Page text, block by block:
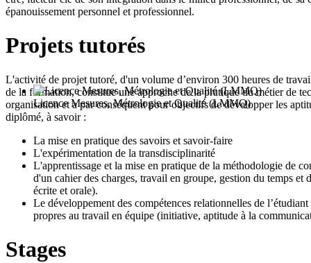
Licence Mesures, Métrologie et Qualité (LMMQ)
épanouissement personnel et professionnel.
Projets tutorés
L'activité de projet tutoré, d'un volume d’environ 300 heures de
de la formation, constitue une approche de la pratique du métier de
organisation et a par conséquent pour objectifs de développer les
diplômé, à savoir :
La mise en pratique des savoirs et savoir-faire
L'expérimentation de la transdisciplinarité
L'apprentissage et la mise en pratique de la méthodologie de
d'un cahier des charges, travail en groupe, gestion du temps et
écrite et orale).
Le développement des compétences relationnelles de
propres au travail en équipe (initiative, aptitude à la
Stages